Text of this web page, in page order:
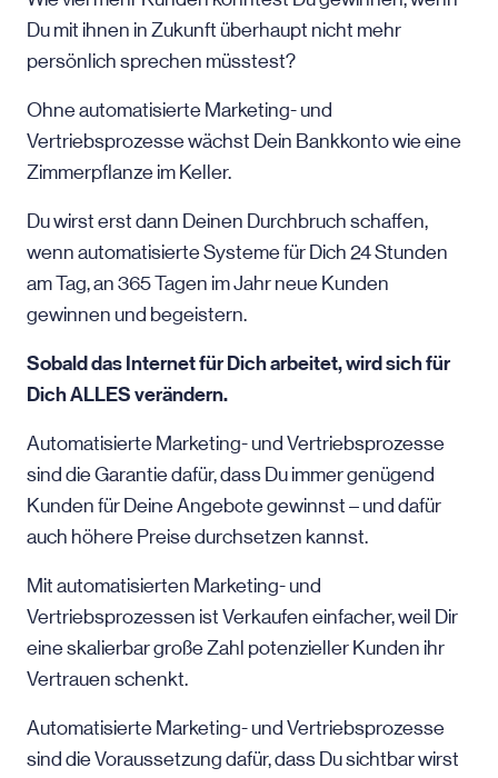
Du mit ihnen in Zukunft überhaupt nicht mehr
persönlich sprechen müsstest?
Ohne automatisierte Marketing- und
Vertriebsprozesse wächst Dein Bankkonto wie eine
Zimmerpflanze im Keller.
Du wirst erst dann Deinen Durchbruch schaffen,
wenn automatisierte Systeme für Dich 24 Stunden
am Tag, an 365 Tagen im Jahr neue Kunden
gewinnen und begeistern.
Sobald das Internet für Dich arbeitet, wird sich für
Dich ALLES verändern.
Automatisierte Marketing- und Vertriebsprozesse
sind die Garantie dafür, dass Du immer genügend
Kunden für Deine Angebote gewinnst – und dafür
auch höhere Preise durchsetzen kannst.
Mit automatisierten Marketing- und
Vertriebsprozessen ist Verkaufen einfacher, weil Dir
eine skalierbar große Zahl potenzieller Kunden ihr
Vertrauen schenkt.
Automatisierte Marketing- und Vertriebsprozesse
sind die Voraussetzung dafür, dass Du sichtbar wirst